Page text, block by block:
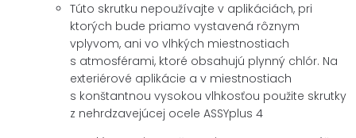
Túto skrutku nepoužívajte v aplikáciách, pri
ktorých bude priamo vystavená rôznym
vplyvom, ani vo vlhkých miestnostiach
s atmosférami, ktoré obsahujú plynný chlór. Na
exteriérové aplikácie a v miestnostiach
s konštantnou vysokou vlhkosťou použite skrutky
z nehrdzavejúcej ocele ASSYplus 4